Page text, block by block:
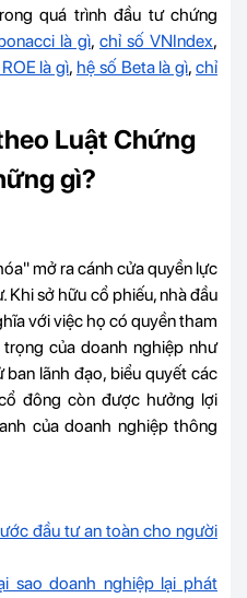
quá trình đầu tư chứng
là gì, chỉ số VNIndex,
là gì, hệ số Beta là gì, chỉ
Luật Chứng
gì?
mở ra cánh cửa quyền lực
Khi sở hữu cổ phiếu, nhà đầu
với việc họ có quyền tham
của doanh nghiệp như
lãnh đạo, biểu quyết các
đông còn được hưởng lợi
của doanh nghiệp thông
đầu tư an toàn cho người
sao doanh nghiệp lại phát